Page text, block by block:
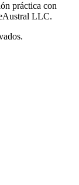
práctica con
LLC.